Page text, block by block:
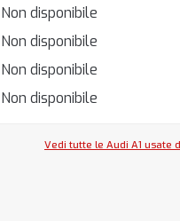
Non disponibile
Non disponibile
Non disponibile
Non disponibile
Vedi tutte le Audi A1 usate